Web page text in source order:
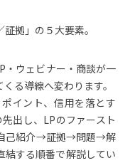
拠」の５大要素。
・ウェビナー・商談が一
る導線へ変わります。
イント、信用を落とす
出し、LPのファースト
己紹介→証拠→問題→解
結する順番で解説してい